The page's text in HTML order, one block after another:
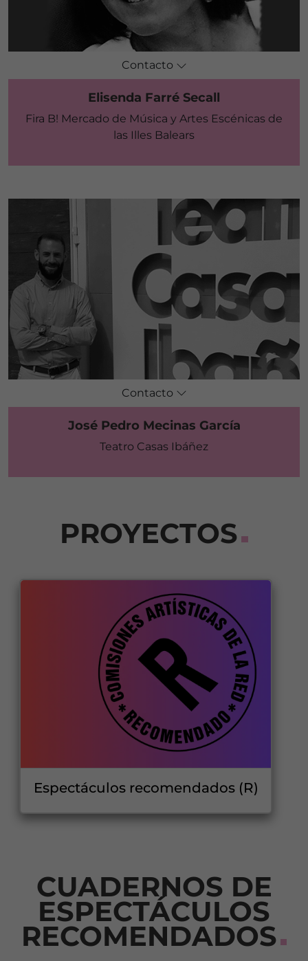
Contacto
Elisenda Farré Secall
Fira B! Mercado de Música y Artes Escénicas de
las Illes Balears
Contacto
José Pedro Mecinas García
Teatro Casas Ibáñez
PROYECTOS
Espectáculos recomendados (R)
CUADERNOS DE
ESPECTÁCULOS
RECOMENDADOS